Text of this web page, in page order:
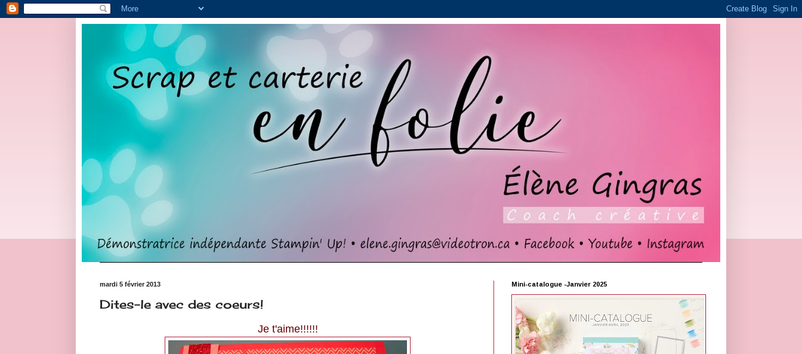
mardi 5 février 2013
Dites-le avec des coeurs!
Je t'aime!!!!!!
Mini-catalogue -Janvier 2025